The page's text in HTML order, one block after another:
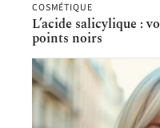
COSMÉTIQUE
L’acide salicylique :
points noirs